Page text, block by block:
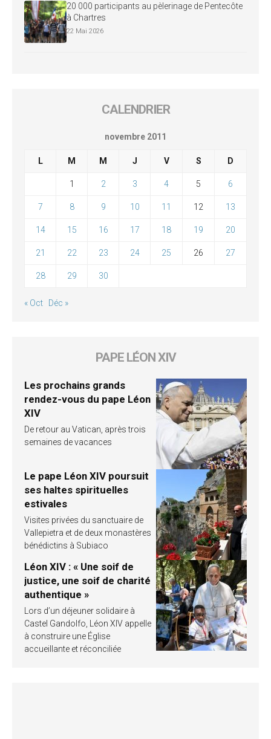
20 000 participants au pèlerinage de Pentecôte
à Chartres
22 Mai 2026
CALENDRIER
novembre 2011
L M M J V S D
1 2 3 4 5 6
7 8 9 10 11 12 13
14 15 16 17 18 19 20
21 22 23 24 25 26 27
28 29 30
« Oct Déc »
PAPE LÉON XIV
Les prochains grands
rendez-vous du pape Léon
XIV
De retour au Vatican, après trois
semaines de vacances
Le pape Léon XIV poursuit
ses haltes spirituelles
estivales
Visites privées du sanctuaire de
Vallepietra et de deux monastères
bénédictins à Subiaco
Léon XIV : « Une soif de
justice, une soif de charité
authentique »
Lors d’un déjeuner solidaire à
Castel Gandolfo, Léon XIV appelle
à construire une Église
accueillante et réconciliée